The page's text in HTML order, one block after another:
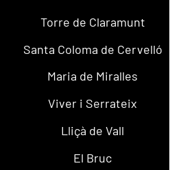
Torre de Claramunt
Santa Coloma de Cervelló
Maria de Miralles
Viver i Serrateix
Lliçà de Vall
El Bruc